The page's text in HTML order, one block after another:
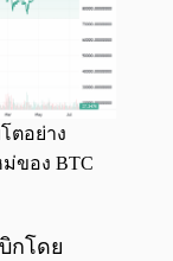
ตอย่าง
ของ BTC
กโดย